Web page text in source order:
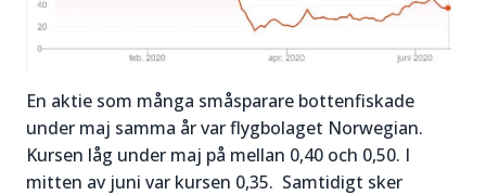
En aktie som många småsparare bottenfiskade
under maj samma år var flygbolaget Norwegian.
Kursen låg under maj på mellan 0,40 och 0,50. I
mitten av juni var kursen 0,35. Samtidigt sker